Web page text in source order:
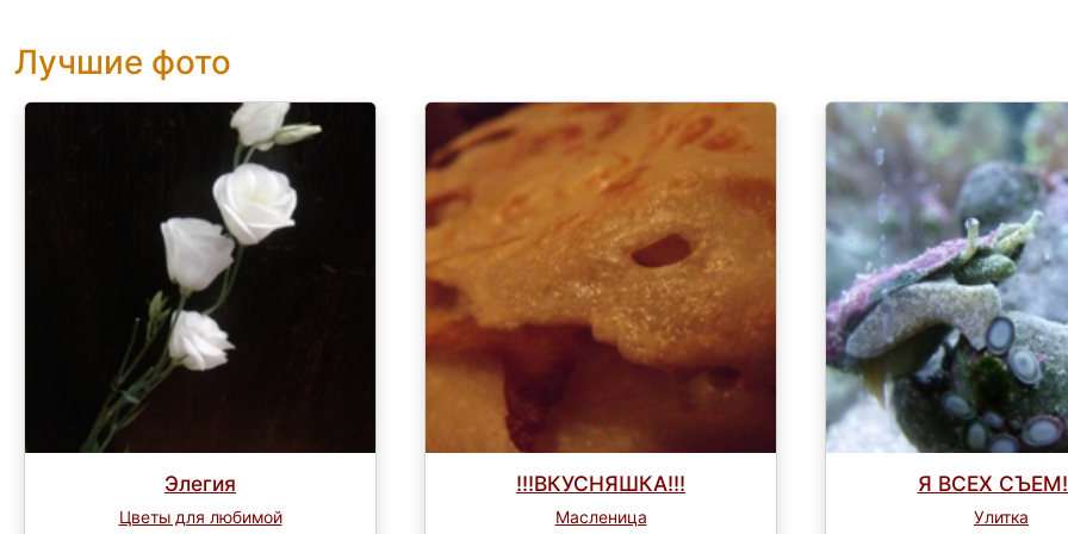
Лучшие фото
Элегия
Цветы для любимой
!!!ВКУСНЯШКА!!!
Масленица
Я ВСЕХ
Улитка